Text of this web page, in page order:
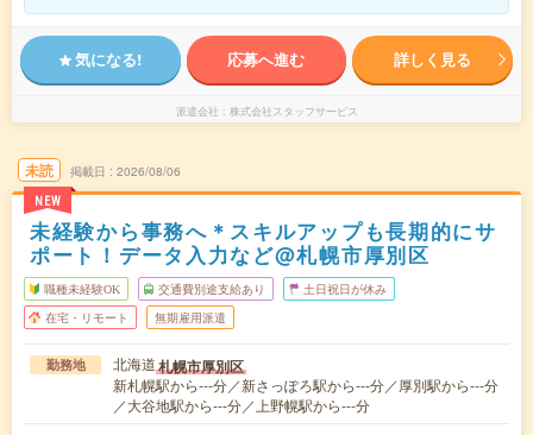
気になる! 応募へ進む 詳しく見る
派遣会社 株式会社スタッフサービス
未読
NEW
掲載日 2026/08/06
未経験から事務へ＊スキルアップも長期的にサ
ポート！データ入力など@札幌市厚別区
職種未経験OK 交通費別途支給あり 土日祝日が休み
在宅・リモート 無期雇用派遣
勤務地 北海道札幌市厚別区
新札幌駅から---分／新さっぽろ駅から---分／厚別駅から---分
／大谷地駅から---分／上野幌駅から---分